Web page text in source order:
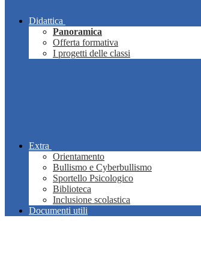
Didattica
Panoramica
Offerta formativa
I progetti delle classi
Extra
Orientamento
Bullismo e Cyberbullismo
Sportello Psicologico
Biblioteca
Inclusione scolastica
Documenti utili